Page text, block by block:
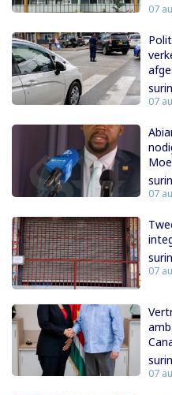
07
07
07
07
07